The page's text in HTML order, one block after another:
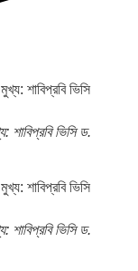
শাবিপ্রবি ভিসি ড.
শাবিপ্রবি ভিসি ড.